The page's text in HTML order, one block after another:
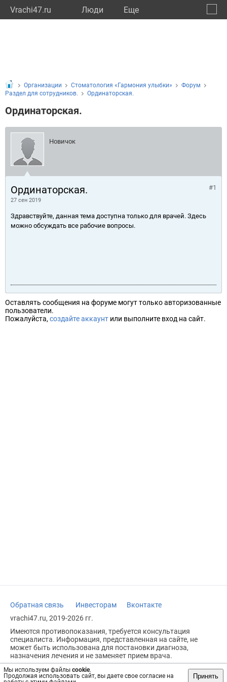
Vrachi47.ru Люди Eще
Мы используем файлы cookie.
Продолжая использовать сайт, вы даете свое согласие на
Принять
Организации Стоматология «Гармония улыбки»
Форум
Раздел для сотрудников.
Ординаторская.
Ординаторская.
Новичок
Ординаторская.
27 сен 2019
#1
Здравствуйте, данная тема доступна только для врачей. Здесь
можно обсуждать все рабочие вопросы.
Оставлять сообщения на форуме могут только авторизованные
пользователи.
Пожалуйста, создайте аккаунт или выполните вход на сайт.
Обратная связь Инвесторам
Вконтакте
vrachi47.ru, 2019-2026 гг.
Имеются противопоказания, требуется консультация
специалиста. Информация, представленная на сайте, не
может быть использована для постановки диагноза,
назначения лечения и не заменяет прием врача.
Возрастное ограничение: 18+